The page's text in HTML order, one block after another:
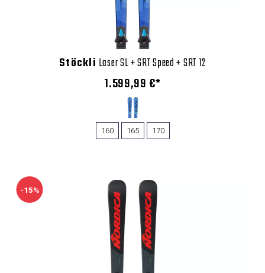
Stöckli Laser SL + SRT Speed + SRT 12
1.599,99 €*
160 165 170
-15%